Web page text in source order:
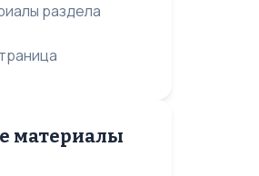
раздела
материалы